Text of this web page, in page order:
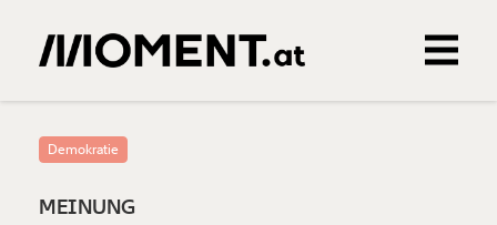
0Treffer
Demokratie
MEINUNG